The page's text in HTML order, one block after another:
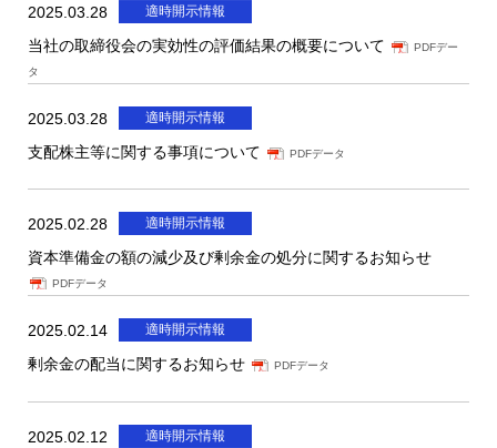
2025.03.28 適時開示情報
当社の取締役会の実効性の評価結果の概要について
PDFデー
タ
2025.03.28 適時開示情報
支配株主等に関する事項について PDFデータ
2025.02.28 適時開示情報
資本準備金の額の減少及び剰余金の処分に関するお知らせ
PDFデータ
2025.02.14 適時開示情報
剰余金の配当に関するお知らせ PDFデータ
2025.02.12 適時開示情報